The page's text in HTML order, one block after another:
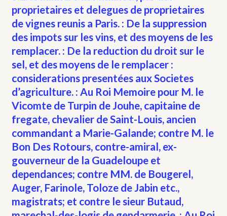
proprietaires et delegues de proprietaires
de vignes reunis a Paris. : De la suppression
des impots sur les vins, et des moyens de les
remplacer. : De la reduction du droit sur le
sel, et des moyens de le remplacer :
considerations presentées aux Societes
d’agriculture. : Au Roi Memoire pour M. le
Vicomte de Turpin de Jouhe, capitaine de
fregate, chevalier de Saint-Louis, ancien
commandant a Marie-Galande; contre M. le
Bon Des Rotours, contre-amiral, ex-
gouverneur de la Guadeloupe et
dependances; contre MM. de Bougerel,
Auger, Farinole, Toloze de Jabin etc.,
magistrats; et contre le sieur Butaud,